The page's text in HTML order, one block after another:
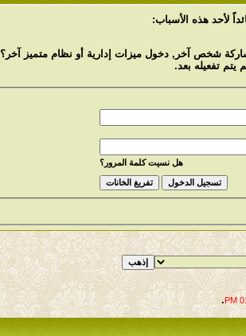
لأحد هذه الأسباب:
شخص آخر, دخول ميزات إدارية أو نظام متميز آخر؟
تفعيله بعد.
هل نسيت كلمة المرور؟
.